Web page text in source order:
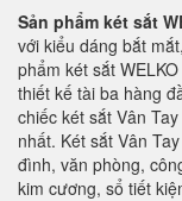
Sản phẩm két sắt
với kiểu dáng bắt
phẩm két sắt
thiết kế tài ba hàng
chiếc két sắt Vân
nhất. Két sắt Vân
đình, văn phòng,
kim cương, sổ tiết